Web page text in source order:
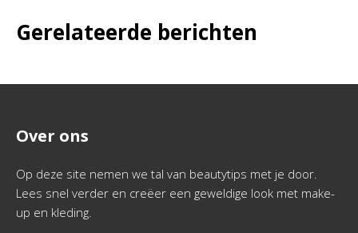
Gerelateerde berichten
Over ons
Op deze site nemen we tal van beautytips met je door.
Lees snel verder en creëer een geweldige look met make-
up en kleding.